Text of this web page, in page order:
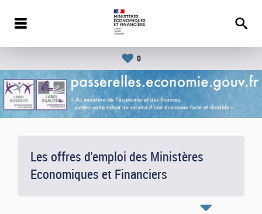
0
Les offres d'emploi des Ministères
Economiques et Financiers